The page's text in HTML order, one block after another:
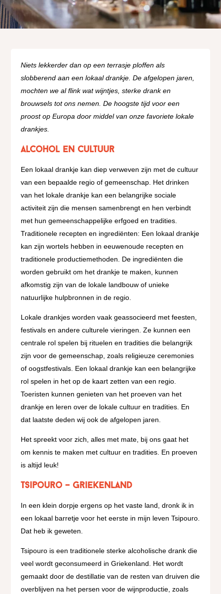
Niets lekkerder dan op een terrasje ploffen als
slobberend aan een lokaal drankje. De afgelopen jaren,
mochten we al flink wat wijntjes, sterke drank en
brouwsels tot ons nemen. De hoogste tijd voor een
proost op Europa door middel van onze favoriete lokale
drankjes.
Alcohol en cultuur
Een lokaal drankje kan diep verweven zijn met de cultuur
van een bepaalde regio of gemeenschap. Het drinken
van het lokale drankje kan een belangrijke sociale
activiteit zijn die mensen samenbrengt en hen verbindt
met hun gemeenschappelijke erfgoed en tradities.
Traditionele recepten en ingrediënten: Een lokaal drankje
kan zijn wortels hebben in eeuwenoude recepten en
traditionele productiemethoden. De ingrediënten die
worden gebruikt om het drankje te maken, kunnen
afkomstig zijn van de lokale landbouw of unieke
natuurlijke hulpbronnen in de regio.
Lokale drankjes worden vaak geassocieerd met feesten,
festivals en andere culturele vieringen. Ze kunnen een
centrale rol spelen bij rituelen en tradities die belangrijk
zijn voor de gemeenschap, zoals religieuze ceremonies
of oogstfestivals. Een lokaal drankje kan een belangrijke
rol spelen in het op de kaart zetten van een regio.
Toeristen kunnen genieten van het proeven van het
drankje en leren over de lokale cultuur en tradities. En
dat laatste deden wij ook de afgelopen jaren.
Het spreekt voor zich, alles met mate, bij ons gaat het
om kennis te maken met cultuur en tradities. En proeven
is altijd leuk!
Tsipouro – Griekenland
In een klein dorpje ergens op het vaste land, dronk ik in
een lokaal barretje voor het eerste in mijn leven Tsipouro.
Dat heb ik geweten.
Tsipouro is een traditionele sterke alcoholische drank die
veel wordt geconsumeerd in Griekenland. Het wordt
gemaakt door de destillatie van de resten van druiven die
overblijven na het persen voor de wijnproductie, zoals